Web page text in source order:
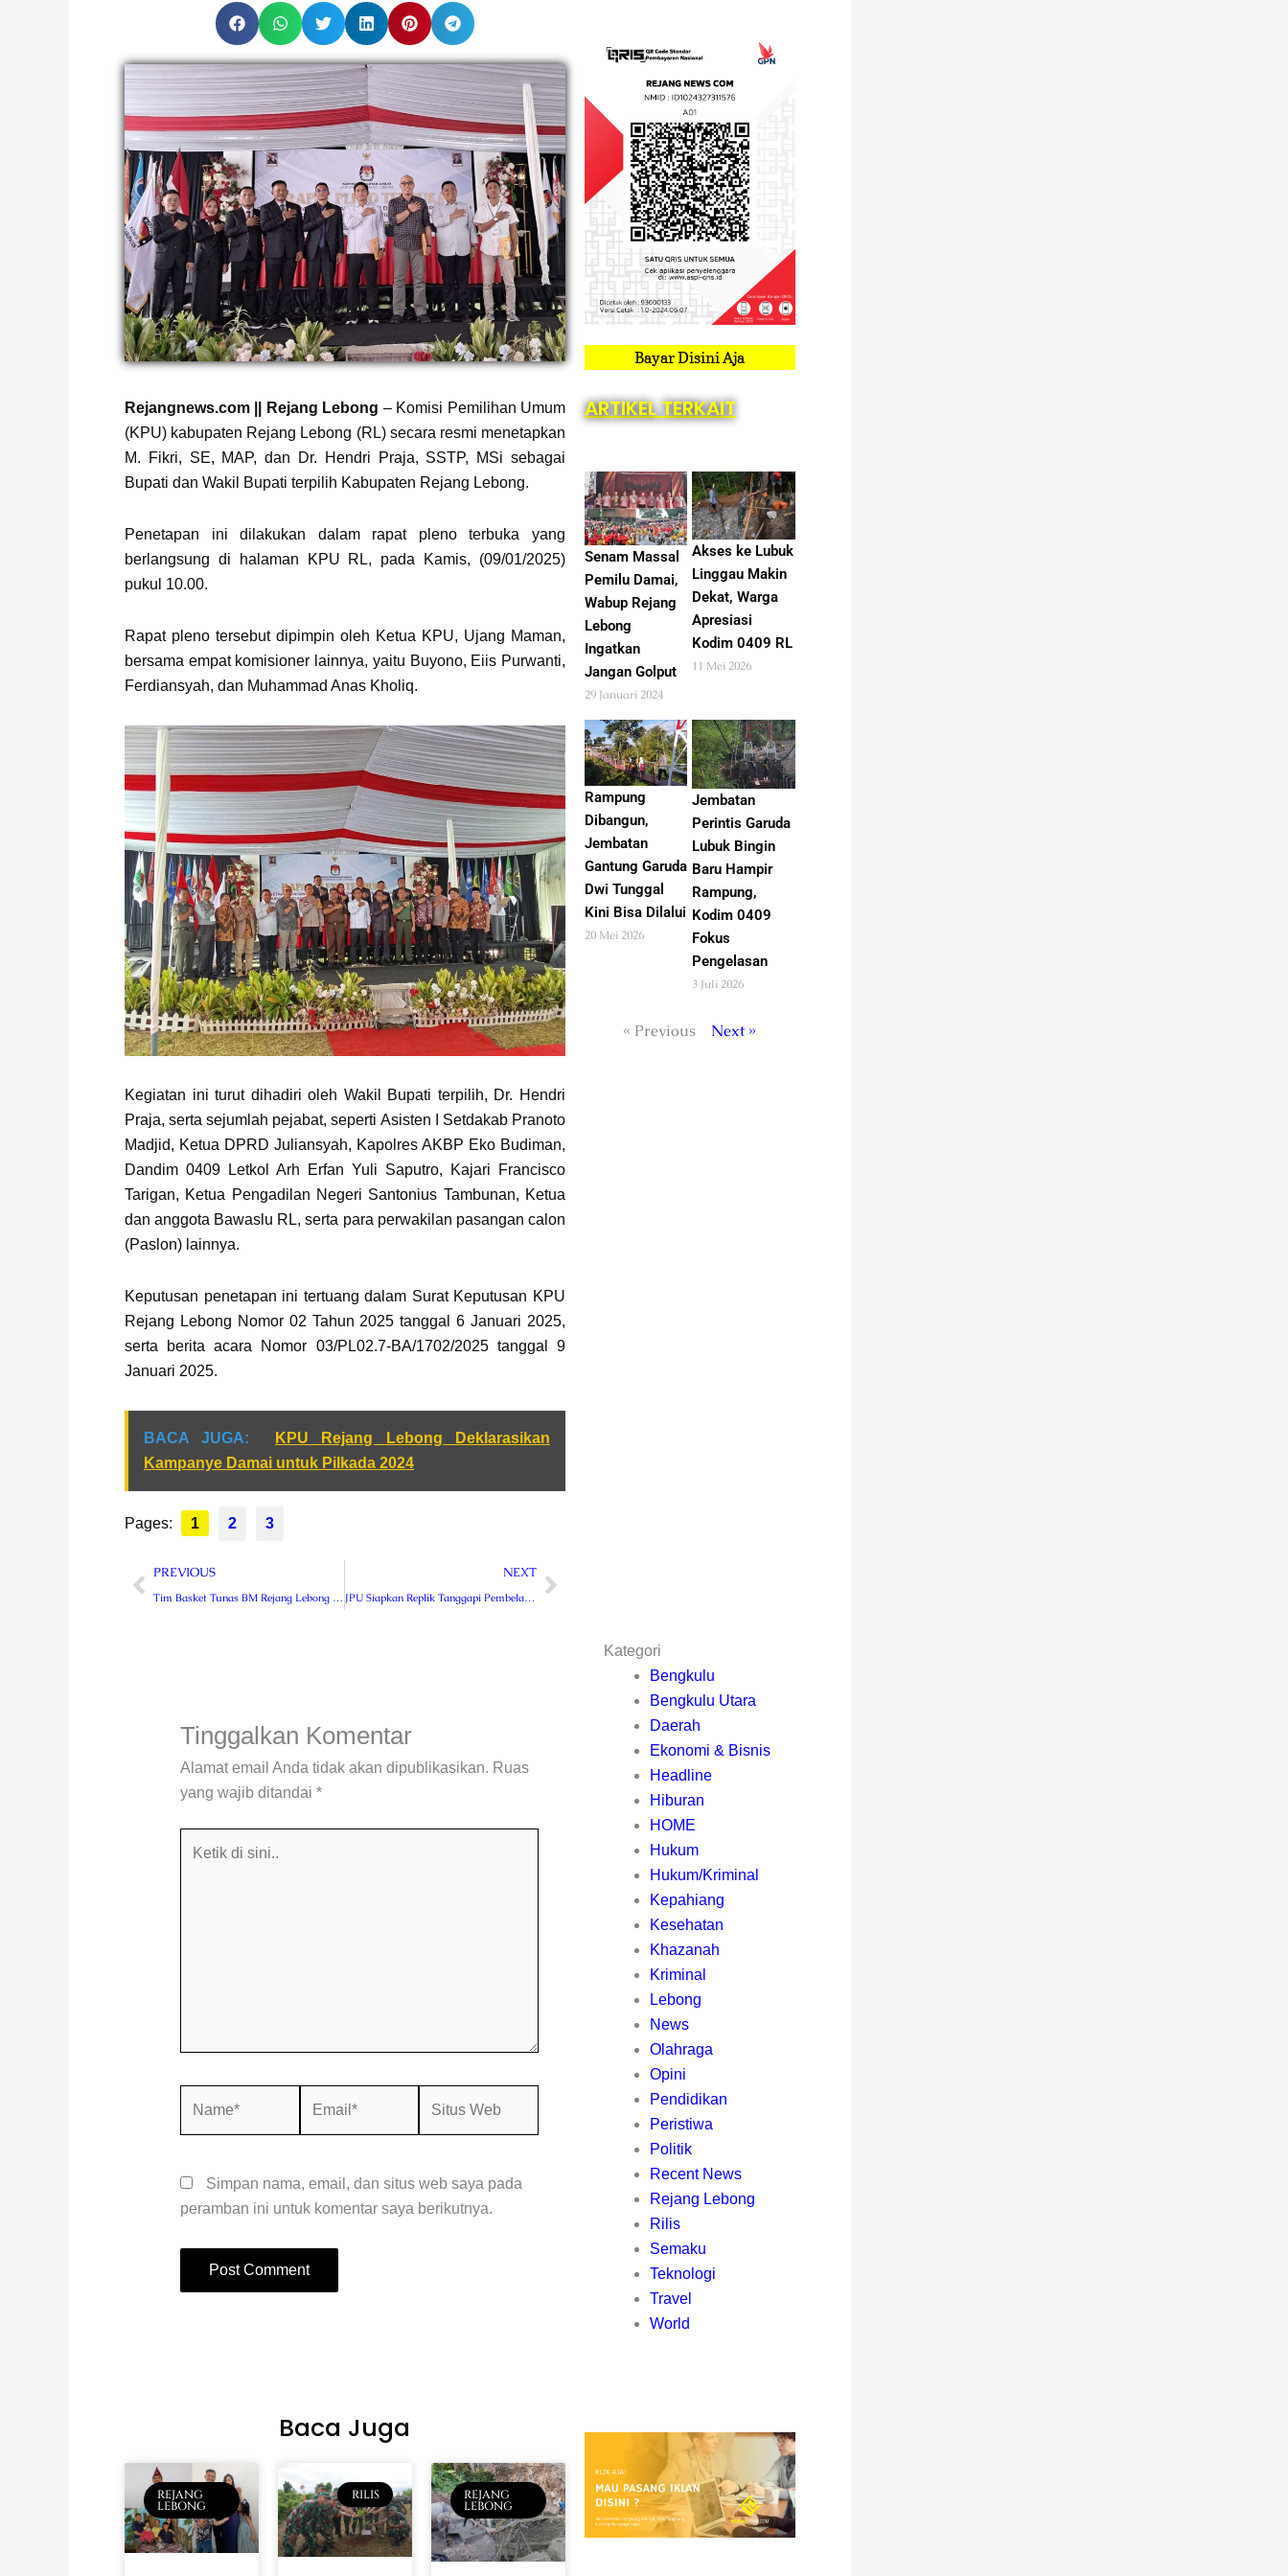
Rejangnews.com || Rejang Lebong – Komisi Pemilihan Umum
(KPU) kabupaten Rejang Lebong (RL) secara resmi menetapkan
M. Fikri, SE, MAP, dan Dr. Hendri Praja, SSTP, MSi sebagai
Bupati dan Wakil Bupati terpilih Kabupaten Rejang Lebong.
Penetapan ini dilakukan dalam rapat pleno terbuka yang
berlangsung di halaman KPU RL, pada Kamis, (09/01/2025)
pukul 10.00.
Rapat pleno tersebut dipimpin oleh Ketua KPU, Ujang Maman,
bersama empat komisioner lainnya, yaitu Buyono, Eiis Purwanti,
Ferdiansyah, dan Muhammad Anas Kholiq.
Kegiatan ini turut dihadiri oleh Wakil Bupati terpilih, Dr. Hendri
Praja, serta sejumlah pejabat, seperti Asisten I Setdakab Pranoto
Madjid, Ketua DPRD Juliansyah, Kapolres AKBP Eko Budiman,
Dandim 0409 Letkol Arh Erfan Yuli Saputro, Kajari Francisco
Tarigan, Ketua Pengadilan Negeri Santonius Tambunan, Ketua
dan anggota Bawaslu RL, serta para perwakilan pasangan calon
(Paslon) lainnya.
Keputusan penetapan ini tertuang dalam Surat Keputusan KPU
Rejang Lebong Nomor 02 Tahun 2025 tanggal 6 Januari 2025,
serta berita acara Nomor 03/PL02.7-BA/1702/2025 tanggal 9
Januari 2025.
BACA JUGA:
KPU Rejang Lebong Deklarasikan
Kampanye Damai untuk Pilkada 2024
Pages:
Page
1
, Page
2
Page
3
Prev
PREVIOUS
Tim Basket Tunas BM Rejang Lebong Raih Juara 1 Kejurprov Bengkulu KU-15
NEXT
JPU Siapkan Replik Tanggapi Pembelaan Terdakwa Pembunuhan di RS Annisa
Next
Bayar Disini Aja
ARTIKEL TERKAIT
Senam Massal
Pemilu Damai,
Wabup Rejang
Lebong
Ingatkan
Jangan Golput
29 Januari 2024
Akses ke Lubuk
Linggau Makin
Dekat, Warga
Apresiasi
Kodim 0409 RL
11 Mei 2026
Rampung
Dibangun,
Jembatan
Gantung Garuda
Dwi Tunggal
Kini Bisa Dilalui
20 Mei 2026
Jembatan
Perintis Garuda
Lubuk Bingin
Baru Hampir
Rampung,
Kodim 0409
Fokus
Pengelasan
3 Juli 2026
« Previous Next »
Tinggalkan Komentar
Alamat email Anda tidak akan dipublikasikan. Ruas
yang wajib ditandai *
Simpan nama, email, dan situs web saya pada
peramban ini untuk komentar saya berikutnya.
Kategori
Bengkulu
Bengkulu Utara
Daerah
Ekonomi & Bisnis
Headline
Hiburan
HOME
Hukum
Hukum/Kriminal
Kepahiang
Kesehatan
Khazanah
Kriminal
Lebong
News
Olahraga
Opini
Pendidikan
Peristiwa
Politik
Recent News
Rejang Lebong
Rilis
Semaku
Teknologi
Travel
World
Baca Juga
REJANG
LEBONG
RILIS REJANG
LEBONG